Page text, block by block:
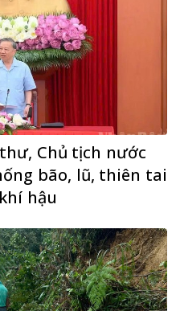
Chủ tịch nước
bão, lũ, thiên tai
hậu